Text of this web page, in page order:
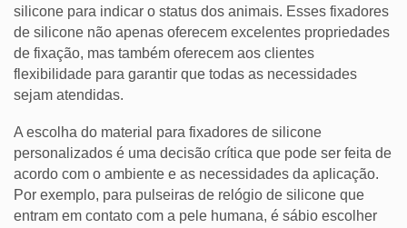
silicone para indicar o status dos animais. Esses fixadores
de silicone não apenas oferecem excelentes propriedades
de fixação, mas também oferecem aos clientes
flexibilidade para garantir que todas as necessidades
sejam atendidas.
A escolha do material para fixadores de silicone
personalizados é uma decisão crítica que pode ser feita de
acordo com o ambiente e as necessidades da aplicação.
Por exemplo, para pulseiras de relógio de silicone que
entram em contato com a pele humana, é sábio escolher